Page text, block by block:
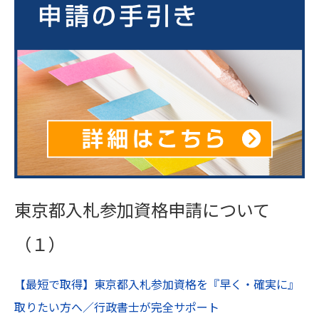
東京都入札参加資格申請について
（１）
【最短で取得】東京都入札参加資格を『早く・確実に』
取りたい方へ／行政書士が完全サポート